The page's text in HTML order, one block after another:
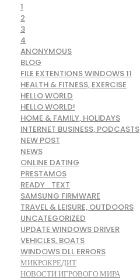
1
2
3
4
ANONYMOUS
BLOG
FILE EXTENTIONS WINDOWS 11
HEALTH & FITNESS, EXERCISE
HELLO WORLD
HELLO WORLD!
HOME & FAMILY, HOLIDAYS
INTERNET BUSINESS, PODCASTS
NEW POST
NEWS
ONLINE DATING
PRESTAMOS
READY_TEXT
SAMSUNG FIRMWARE
TRAVEL & LEISURE, OUTDOORS
UNCATEGORIZED
UPDATE WINDOWS DRIVER
VEHICLES, BOATS
WINDOWS DLL ERRORS
МИКРОКРЕДИТ
НОВОСТИ ИГРОВОГО МИРА